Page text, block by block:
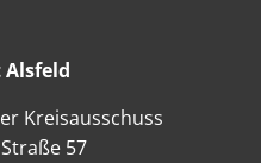
Kreisausschuss
57